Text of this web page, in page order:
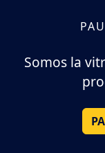
Somos la